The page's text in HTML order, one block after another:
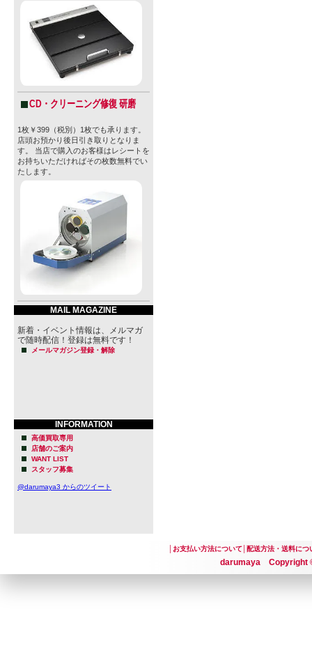
CD・クリーニング修復 研磨
1枚￥399（税別）1枚でも承ります。
店頭お預かり後日引き取りとなりま
す。 当店で購入のお客様はレシートを
お持ちいただければその枚数無料でい
たします。
MAIL MAGAZINE
新着・イベント情報は、メルマガ
で随時配信！登録は無料です！
メールマガジン登録・解除
INFORMATION
高価買取専用
店舗のご案内
WANT LIST
スタッフ募集
@darumaya3 からのツイート
お支払い方法について│ 配送方法・送料につ
darumaya Copyright